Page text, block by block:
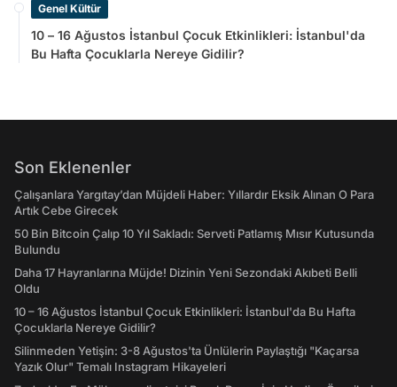
Genel Kültür
10 – 16 Ağustos İstanbul Çocuk Etkinlikleri: İstanbul'da
Bu Hafta Çocuklarla Nereye Gidilir?
Son Eklenenler
Çalışanlara Yargıtay’dan Müjdeli Haber: Yıllardır Eksik Alınan O Para
Artık Cebe Girecek
50 Bin Bitcoin Çalıp 10 Yıl Sakladı: Serveti Patlamış Mısır Kutusunda
Bulundu
Daha 17 Hayranlarına Müjde! Dizinin Yeni Sezondaki Akıbeti Belli
Oldu
10 – 16 Ağustos İstanbul Çocuk Etkinlikleri: İstanbul'da Bu Hafta
Çocuklarla Nereye Gidilir?
Silinmeden Yetişin: 3-8 Ağustos'ta Ünlülerin Paylaştığı "Kaçarsa
Yazık Olur" Temalı Instagram Hikayeleri